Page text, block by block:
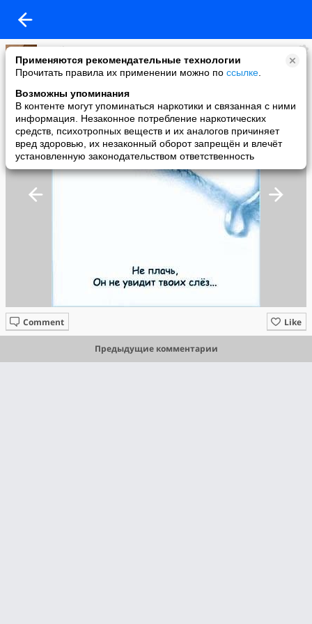
Применяются рекомендательные технологии
Прочитать правила их применении можно по ссылке
Возможны упоминания
В контенте могут упоминаться наркотики и связанная с ними
информация. Незаконное потребление наркотических
средств, психотропных веществ и их аналогов причиняет
вред здоровью, их незаконный оборот запрещён и влечёт
установленную законодательством ответственность
Magik
added a photo
13 Jun в 18:30
Like
Comment
Предыдущие комментарии